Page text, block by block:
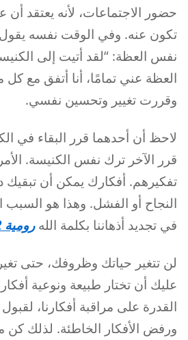
حضور الاجتماعات، لأنه يعتقد
تكون عنه. وفي الوقت نفسه
نفس العظة: “لقد أتيت إلى
العظة عني تمامًا، أنا أتفق مع كل
وقررت تغيير وتحسين نفسي.
لاحظ أن أحدهما قرر البقاء في
قرر الآخر ترك نفس الكنيسة.
تفكيرهم. أفكارك يمكن أن تبقيك
النجاح أو الفشل. وهذا هو السبب
في تجديد أذهاننا بكلمة اللهرومية 12: 2
لن تتغير حياتك وظروفك، حتى
عليك أن تختار طبيعة ونوعية
القدرة على مراقبة أفكارنا،
ورفض الأفكار الخاطئة. لذلك كن